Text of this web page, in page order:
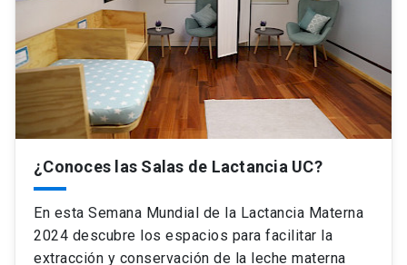
¿Conoces las Salas de Lactancia UC?
En esta Semana Mundial de la Lactancia Materna
2024 descubre los espacios para facilitar la
extracción y conservación de la leche materna